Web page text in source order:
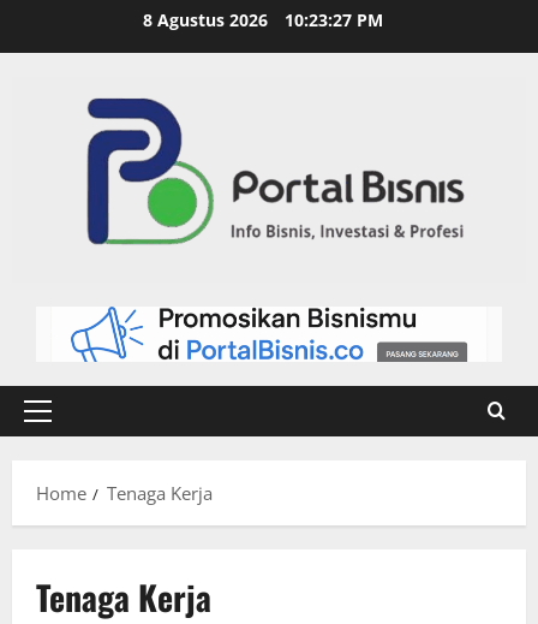
8 Agustus 2026 10:23:28 PM
Home Tenaga Kerja
Tenaga Kerja